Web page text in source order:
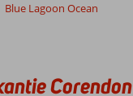
Blue Lagoon Ocean
Corendon